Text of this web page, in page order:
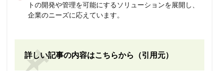
トの開発や管理を可能にするソリューションを展開し、
企業のニーズに応えています。
詳しい記事の内容はこちらから（引用元）